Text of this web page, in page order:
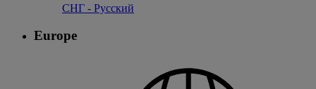
СНГ - Русский
Europe